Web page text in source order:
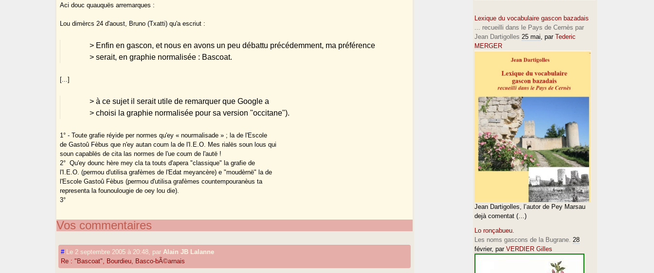
Aci douc quauquës arremarques :
Lou dimèrcs 24 d'aoust, Bruno (Txatti) qu'a escriut :
> Enfin en gascon, et nous en avons un peu débattu précédemment, ma préférence
> serait, en graphie normalisée : Bascoat.
[...]
> à ce sujet il serait utile de remarquer que Google a
> choisi la graphie normalisée pour sa version "occitane").
1° - Toute grafie réyide per normes qu'ey « nourmalisade » ; la de l'Escole
de Gastoû Fèbus que n'ey autan coum la de l'I.E.O. Mes rialës soun lous qui
soun capablës de cita las normes de l'ue coum de l'autë !
2° ­ Qu'ey dounc hère mey cla ta touts d'apera "classique" la grafie de
l'I.E.O. (permou d'utilisa grafèmes de l'Edat meyancère) e "moudèrnë" la de
l'Escole Gastoû Fèbus (permou d'utilisa grafèmes countempouranèus ta
representa la founoulougie de oey lou die).
3°
Vos commentaires
# Le 2 septembre 2005 à 20:48 par Alain JB Lalanne
Re : "Bascoat", Bourdieu, Basco-bÃ©arnais
Lexique du vocabulaire gascon bazadais
... recueilli dans le Pays de Cernès par
Jean Dartigolles 25 mai, par Tederic
MERGER
Jean Dartigolles, l’autor de Pey Marsau
dejà comentat (…)
Lo ronçabueu.
Les noms gascons de la Bugrane. 28
février, par VERDIER Gilles